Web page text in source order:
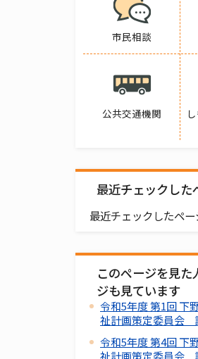
市民相談
公共交通機関
最近チェックした
最近チェックしたペー
このページを見た
ジも見ています
令和5年度 第1回 下
祉計画策定委員会
令和5年度 第4回 下
祉計画策定委員会